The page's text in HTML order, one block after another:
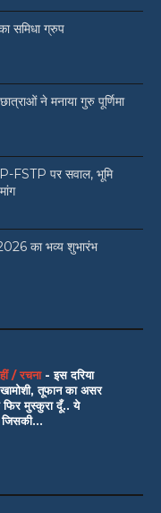
समिधा ग्रुप
ने मनाया गुरु पूर्णिमा
FSTP पर सवाल, भूमि
का भव्य शुभारंभ
/ रचना -इस दरिया
तूफान का असर
फिर मुस्कुरा दूँ.. ये